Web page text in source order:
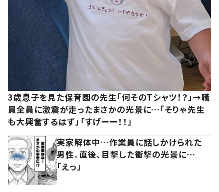
3歳息子を見た保育園の先生「何そのTシャツ！？」→職
員全員に激震が走ったまさかの光景に…「そりゃ先生
も大興奮するはず」「すげーー！！」
実家解体中…作業員に話しかけられた
男性。直後、目撃した衝撃の光景に…
「えっ」